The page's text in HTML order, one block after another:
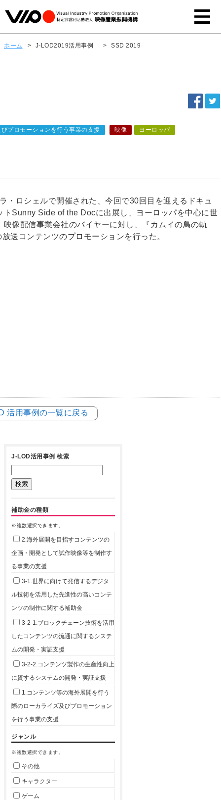
ホーム > J-LOD2019活用事例 > SSD 2019
プロモーションを行う事業の支援 映像 ヨーロッパ
・ロシェルで開催された、今回で30回目を迎えるドキュ
Sunny Side of the Docに出展し、ヨーロッパを中心に世
像配信事業会社のバイヤーに対し、『カムイの鳥の軌
送コンテンツのプロモーションを行った。
活用事例の一覧に戻る
J-LOD活用事例 検索
補助金の種類
※複数選択できます。
2.海外展開を目指すコンテンツの
企画・開発として試作映像等を制作す
る事業の支援
3-1.世界に向けて発信するデジタ
ル技術を活用した先進性の高いコンテ
ンツの制作に関する補助金
3-2-1.ブロックチェーン技術を活用
したコンテンツの流通に関するシステ
ムの開発・実証支援
3-2-2.コンテンツ製作の生産性向上
に資するシステムの開発・実証支援
1.コンテンツ等の海外展開を行う
際のローカライズ及びプロモーション
を行う事業の支援
ジャンル
※複数選択できます。
その他
キャラクター
ゲーム